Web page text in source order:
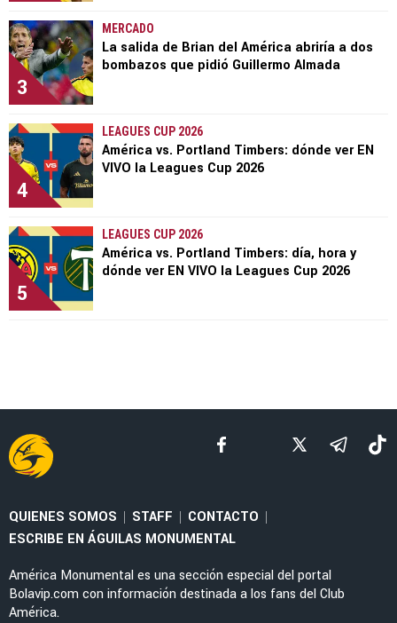
3
MERCADO
La salida de Brian del América abriría a dos
bombazos que pidió Guillermo Almada
4
LEAGUES CUP 2026
América vs. Portland Timbers: dónde ver EN
VIVO la Leagues Cup 2026
5
LEAGUES CUP 2026
América vs. Portland Timbers: día, hora y
dónde ver EN VIVO la Leagues Cup 2026
QUIENES SOMOS | STAFF | CONTACTO |
ESCRIBE EN ÁGUILAS MONUMENTAL
América Monumental es una sección especial del portal
Bolavip.com con información destinada a los fans del Club
América.